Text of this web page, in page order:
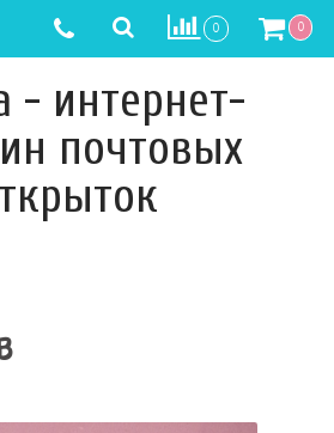
0 0
- интернет-
почтовых